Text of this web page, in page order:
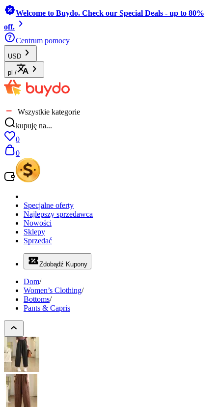
Welcome to Buydo. Check our Special Deals - up to 80%
off.
Centrum pomocy
USD
pl /
Wszystkie kategorie
kupuję na...
0
0
Specjalne oferty
Najlepszy sprzedawca
Nowości
Sklepy
Sprzedać
Zdobądź Kupony
Dom/
Women’s Clothing/
Bottoms/
Pants & Capris